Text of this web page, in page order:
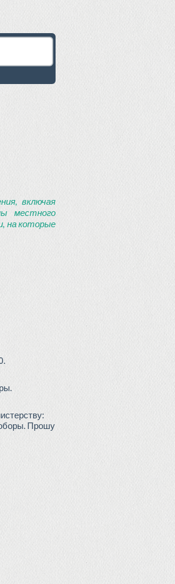
включая
местного
на которые
Прошу